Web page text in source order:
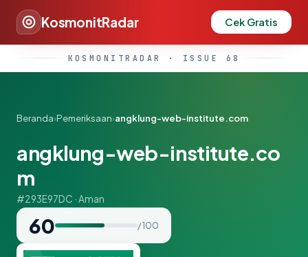
KosmonitRadar Cek Gratis
KOSMONITRADAR · ISSUE 68
Beranda›Pemeriksaan›angklung-web-institute.com
angklung-web-institute.co
m
#293E97DC · Aman
60 / 100